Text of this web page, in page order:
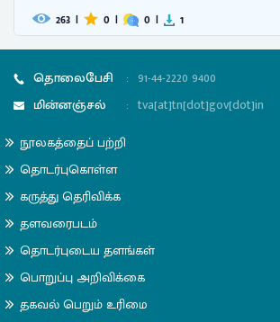
263 | 0 | 0 | 1
தொலைபேசி : 91-44-2220 9400
மின்னஞ்சல்
: tva[at]tn[dot]gov[dot]in
நூலகத்தைப் பற்றி
தொடர்புகொள்ள
கருத்து தெரிவிக்க
தளவரைபடம்
தொடர்புடைய தளங்கள்
பொறுப்பு அறிவிக்கை
தகவல் பெறும் உரிமை